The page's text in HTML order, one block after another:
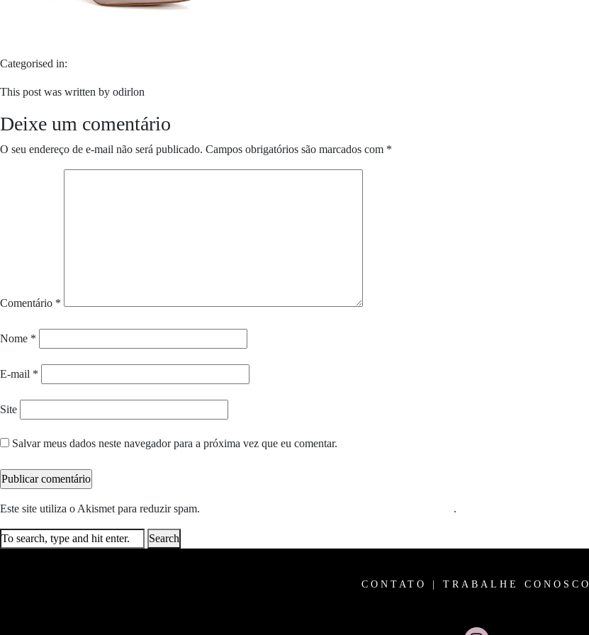
Categorised in:
This post was written by odirlon
Deixe um comentário
O seu endereço de e-mail não será publicado. Campos obrigatórios são marcados com *
Comentário *
Nome *
E-mail *
Site
Salvar meus dados neste navegador para a próxima vez que eu comentar.
Este site utiliza o Akismet para reduzir spam. .
Search
CONTATO TRABALHE CONOSCO